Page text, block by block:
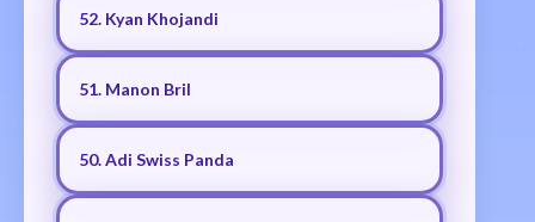
52. Kyan Khojandi
51. Manon Bril
50. Adi Swiss Panda